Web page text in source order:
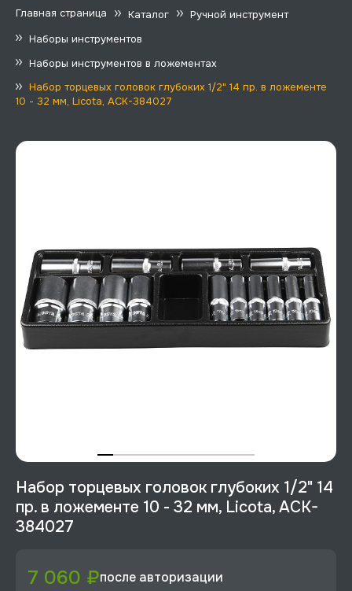
Главная страница Каталог
Ручной инструмент
Наборы инструментов
Наборы инструментов в ложементах
Набор торцевых головок глубоких 1/2" 14 пр. в ложементе
10 - 32 мм, Licota, ACK-384027
Набор торцевых головок глубоких 1/2" 14
пр. в ложементе 10 - 32 мм, Licota, ACK-
384027
7 060 ₽после авторизации